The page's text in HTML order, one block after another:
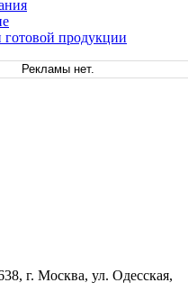
готовой продукции
Рекламы нет.
г. Москва, ул. Одесская,